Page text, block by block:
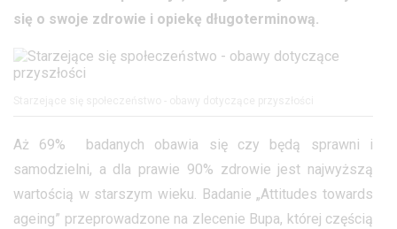
się o swoje zdrowie i opiekę długoterminową.
Aż 69% badanych obawia się czy będą sprawni i
samodzielni, a dla prawie 90% zdrowie jest najwyższą
wartością w starszym wieku. Badanie „Attitudes towards
ageing” przeprowadzone na zlecenie Bupa, której częścią